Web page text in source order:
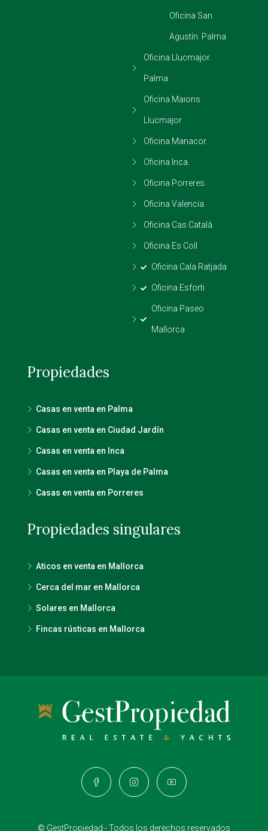
Oficina San
Agustín. Palma
Oficina Llucmajor.
Palma
Oficina Maioris.
Llucmajor
Oficina Manacor.
Oficina Inca.
Oficina Porreres.
Oficina Valencia.
Oficina Cas Català.
Oficina Es Coll
Oficina Cala Ratjada
Oficina Esforti
Oficina Paseo
Mallorca
Propiedades
Casas en venta en Palma
Casas en venta en Ciudad Jardín
Casas en venta en Inca
Casas en venta en Playa de Palma
Casas en venta en Porreres
Propiedades singulares
Aticos en venta en Mallorca
Cerca del mar en Mallorca
Solares en Mallorca
Fincas rústicas en Mallorca
© GestPropiedad - Todos los derechos reservados